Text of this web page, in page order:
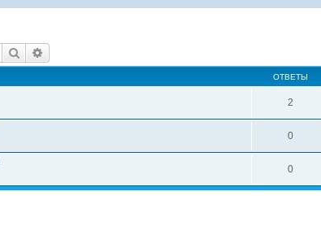
Поиск
ОТВЕТЫ
2
0
0